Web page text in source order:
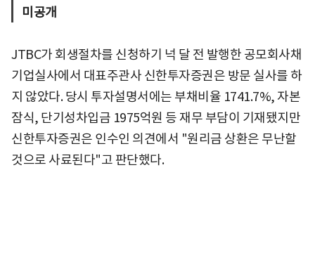
미공개
JTBC가 회생절차를 신청하기 넉 달 전 발행한 공모회사채
기업실사에서 대표주관사 신한투자증권은 방문 실사를 하
지 않았다. 당시 투자설명서에는 부채비율 1741.7%, 자본
잠식, 단기성차입금 1975억원 등 재무 부담이 기재됐지만
신한투자증권은 인수인 의견에서 "원리금 상환은 무난할
것으로 사료된다"고 판단했다.